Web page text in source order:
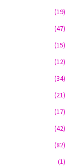
(19)
(47)
(15)
(12)
(34)
(21)
(17)
(42)
(82)
(1)